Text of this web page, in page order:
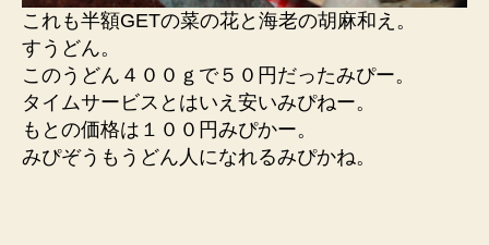
これも半額GETの菜の花と海老の胡麻和え。
すうどん。
このうどん４００ｇで５０円だったみぴー。
タイムサービスとはいえ安いみぴねー。
もとの価格は１００円みぴかー。
みぴぞうもうどん人になれるみぴかね。